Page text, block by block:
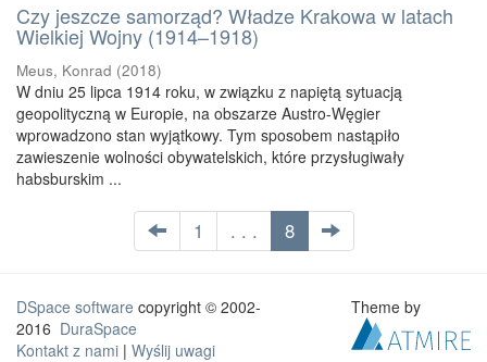
Czy jeszcze samorząd? Władze Krakowa w latach
Wielkiej Wojny (1914–1918)
Meus, Konrad (2018)
W dniu 25 lipca 1914 roku, w związku z napiętą sytuacją
geopolityczną w Europie, na obszarze Austro-Węgier
wprowadzono stan wyjątkowy. Tym sposobem nastąpiło
zawieszenie wolności obywatelskich, które przysługiwały
habsburskim ...
1 . . . 8
DSpace software copyright © 2002-
2016 DuraSpace
Kontakt z nami | Wyślij uwagi
Theme by